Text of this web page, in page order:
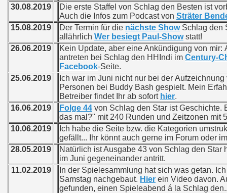
30.08.2019
Die erste Staffel von Schlag den Besten ist
Auch die Infos zum Podcast von Sträter
15.08.2019
Der Termin für die nächste ShowSchlag den
allährlich Wer besiegt Paul-Showstatt!
26.06.2019
Kein Update, aber eine Ankündigung von
antreten bei Schlag den HHIndi im Century-
Facebook-Seite.
25.06.2019
Ich war im Juni nicht nur bei der
Personen bei Buddy Bash gespielt. Mein
Betreiber findet Ihr ab sofort hier.
16.06.2019
Folge 44 von Schlag den Star ist Geschichte.
das mal?" mit 240 Runden und Zeitzonen mit
10.06.2019
Ich habe die Seite bzw. die Kategorien
gefällt... Ihr könnt auch gerne im Forum oder
28.05.2019
Natürlich ist Ausgabe 43 von Schlag den
im Juni gegeneinander antritt.
11.02.2019
In der Spielesammlung hat sich was getan.
Samstag nachgebaut. Hier ein Video davon.
gefunden, einen Spieleabend á la Schlag